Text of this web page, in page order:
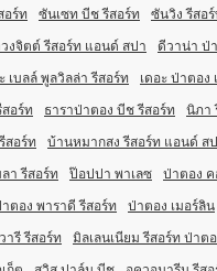
อร์ท ซันเซท บีช รีสอร์ท ซันวิง รีสอ
งจิตต์ รีสอร์ท แอนด์ สปา ดีวาน่า ป่
เบลล์ พูลวิลล่า รีสอร์ท เดอะ ป่าตอง
อร์ท ธาราป่าตอง บีช รีสอร์ท นิภา
สอร์ท บ้านหมากสง รีสอร์ท แอนด์ ส
า รีสอร์ท ป๊อปปา พาเลซ ป่าตอง ค
ตอง พาราดี รีสอร์ท ป่าตอง เมอร์ลิน
ารี รีสอร์ท มิลเลนเนียม รีสอร์ท ป่าต